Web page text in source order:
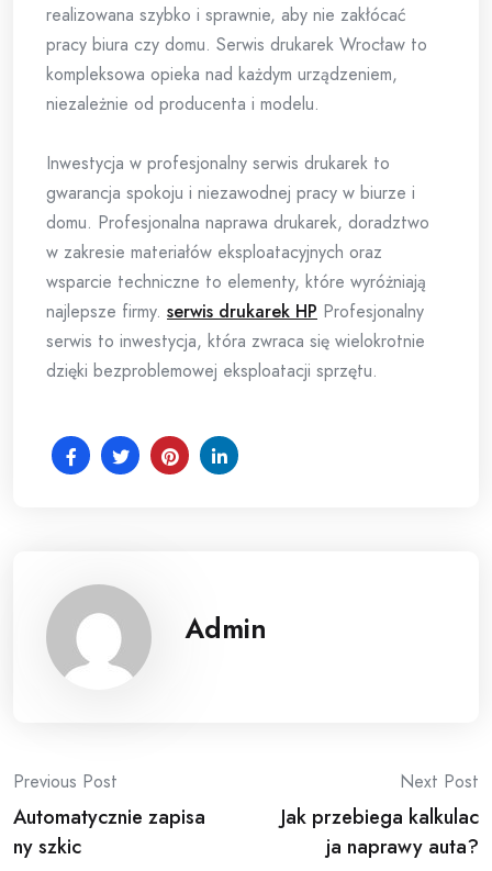
realizowana szybko i sprawnie, aby nie zakłócać
pracy biura czy domu. Serwis drukarek Wrocław to
kompleksowa opieka nad każdym urządzeniem,
niezależnie od producenta i modelu.
Inwestycja w profesjonalny serwis drukarek to
gwarancja spokoju i niezawodnej pracy w biurze i
domu. Profesjonalna naprawa drukarek, doradztwo
w zakresie materiałów eksploatacyjnych oraz
wsparcie techniczne to elementy, które wyróżniają
najlepsze firmy. serwis drukarek HP Profesjonalny
serwis to inwestycja, która zwraca się wielokrotnie
dzięki bezproblemowej eksploatacji sprzętu.
Admin
Post
navigation
Previous Post
Automatycznie zapisa
ny szkic
Next Post
Jak przebiega kalkulac
ja naprawy auta?